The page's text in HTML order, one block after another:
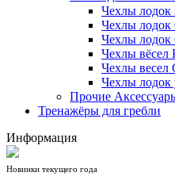
Чехлы лодок
Чехлы лодок
Чехлы лодок
Чехлы вёсел
Чехлы весел
Чехлы лодок
Прочие
Тренажёры для гребли
Информация
Новинки текущего года